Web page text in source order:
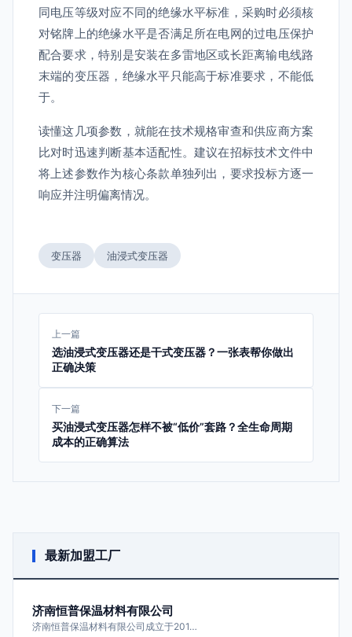
同电压等级对应不同的绝缘水平标准，采购时必须核
对铭牌上的绝缘水平是否满足所在电网的过电压保护
配合要求，特别是安装在多雷地区或长距离输电线路
末端的变压器，绝缘水平只能高于标准要求，不能低
于。
读懂这几项参数，就能在技术规格审查和供应商方案
比对时迅速判断基本适配性。建议在招标技术文件中
将上述参数作为核心条款单独列出，要求投标方逐一
响应并注明偏离情况。
变压器 油浸式变压器
上一篇
选油浸式变压器还是干式变压器？一张表帮你做出
正确决策
下一篇
买油浸式变压器怎样不被“低价”套路？全生命周期
成本的正确算法
最新加盟工厂
济南恒普保温材料有限公司
济南恒普保温材料有限公司成立于201…